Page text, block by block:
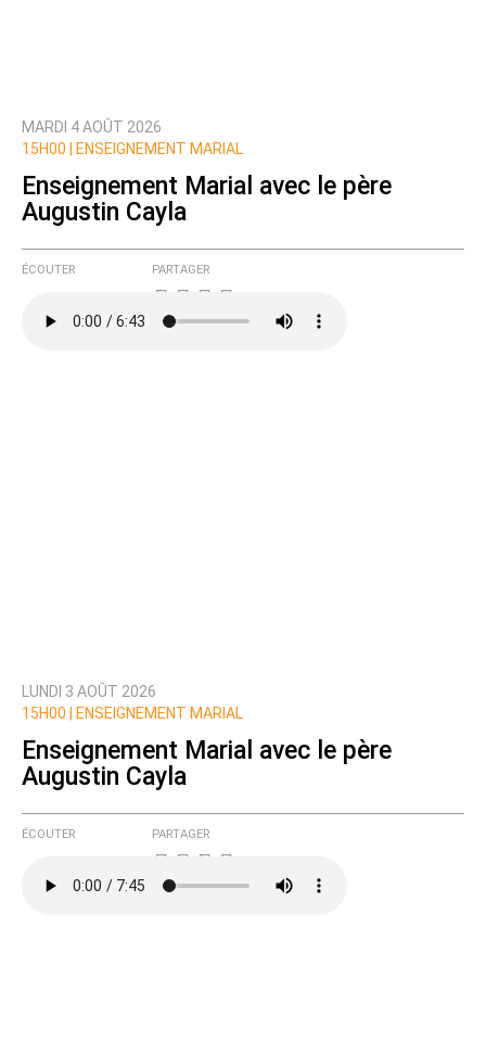
MARDI 4 AOÛT 2026
15H00 |
ENSEIGNEMENT MARIAL
Enseignement Marial avec le père
Augustin Cayla
ÉCOUTER PARTAGER
LUNDI 3 AOÛT 2026
15H00 |
ENSEIGNEMENT MARIAL
Enseignement Marial avec le père
Augustin Cayla
ÉCOUTER PARTAGER